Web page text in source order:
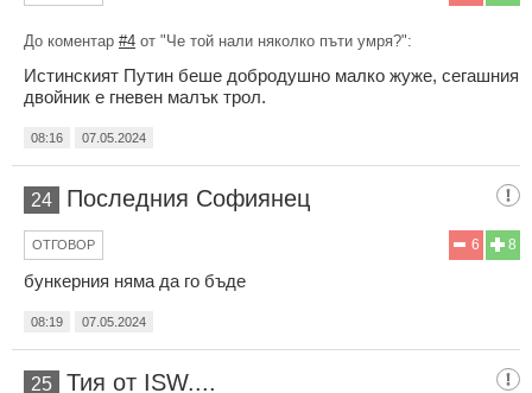
До коментар #4 от "Че той нали няколко пъти умря?":
Истинският Путин беше добродушно малко жуже, сегашния
двойник е гневен малък трол.
08:16 07.05.2024
24 Последния Софиянец
8
6
ОТГОВОР
бункерния няма да го бъде
08:19 07.05.2024
25 Тия от ISW....